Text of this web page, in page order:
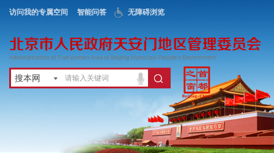
访问我的专属空间 智能问答 无障碍浏览
搜本网